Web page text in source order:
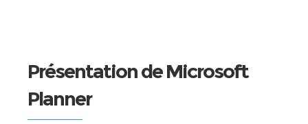
Présentation de Microsoft
Planner